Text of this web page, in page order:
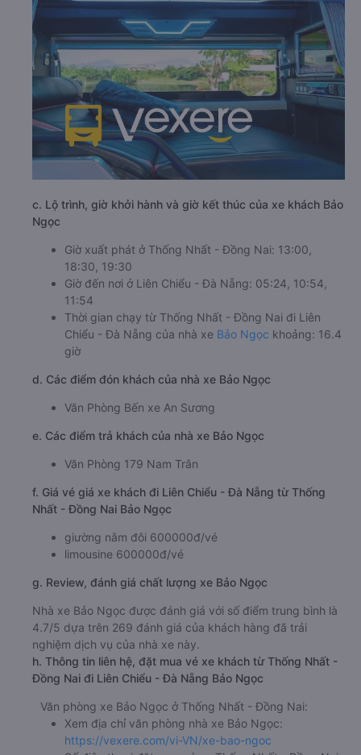
c. Lộ trình, giờ khởi hành và giờ kết thúc của xe khách Bảo
Ngọc
Giờ xuất phát ở Thống Nhất - Đồng Nai: 13:00,
18:30, 19:30
Giờ đến nơi ở Liên Chiểu - Đà Nẵng: 05:24, 10:54,
11:54
Thời gian chạy từ Thống Nhất - Đồng Nai đi Liên
Chiểu - Đà Nẵng của nhà xe Bảo Ngọc khoảng: 16.4
giờ
d. Các điểm đón khách của nhà xe Bảo Ngọc
Văn Phòng Bến xe An Sương
e. Các điểm trả khách của nhà xe Bảo Ngọc
Văn Phòng 179 Nam Trân
f. Giá vé giá xe khách đi Liên Chiểu - Đà Nẵng từ Thống
Nhất - Đồng Nai Bảo Ngọc
giường nằm đôi 600000đ/vé
limousine 600000đ/vé
g. Review, đánh giá chất lượng xe Bảo Ngọc
Nhà xe Bảo Ngọc được đánh giá với số điểm trung bình là
4.7/5 dựa trên 269 đánh giá của khách hàng đã trải
nghiệm dịch vụ của nhà xe này.
h. Thông tin liên hệ, đặt mua vé xe khách từ Thống Nhất -
Đồng Nai đi Liên Chiểu - Đà Nẵng Bảo Ngọc
Văn phòng xe Bảo Ngọc ở Thống Nhất - Đồng Nai:
Xem địa chỉ văn phòng nhà xe Bảo Ngọc:
https://vexere.com/vi-VN/xe-bao-ngoc